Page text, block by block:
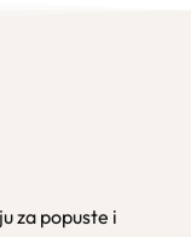
za popuste i